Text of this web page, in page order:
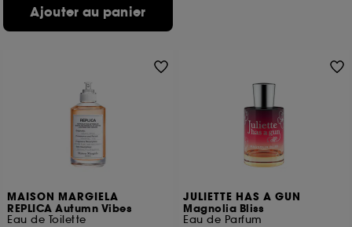
Ajouter au panier
MAISON MARGIELA
REPLICA Autumn Vibes
Eau de Toilette
JULIETTE HAS A GUN
Magnolia Bliss
Eau de Parfum